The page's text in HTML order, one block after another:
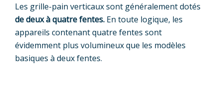
Les grille-pain verticaux sont généralement dotés
de deux à quatre fentes. En toute logique, les
appareils contenant quatre fentes sont
évidemment plus volumineux que les modèles
basiques à deux fentes.